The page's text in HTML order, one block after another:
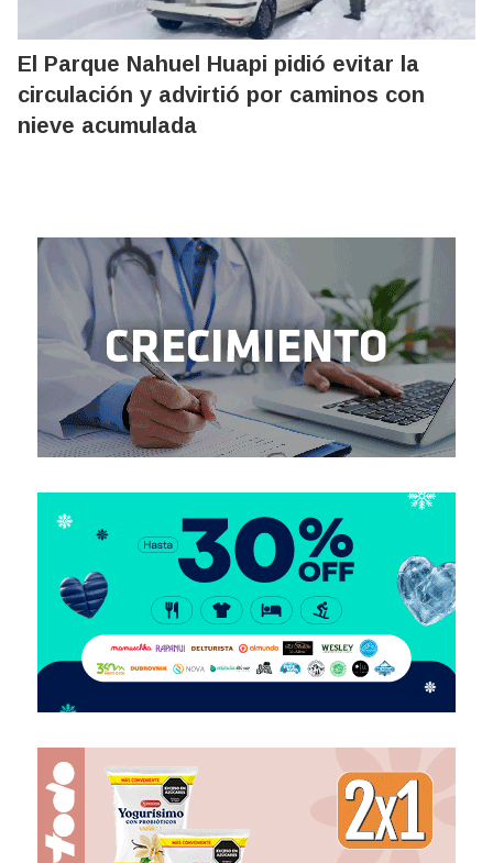
El Parque Nahuel Huapi pidió evitar la
circulación y advirtió por caminos con
nieve acumulada